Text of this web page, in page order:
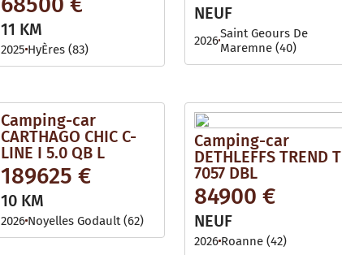
11 KM
2025 HyÈres (83)
NEUF
2026Saint Geours De
Maremne (40)
Camping-car
CARTHAGO CHIC C-
LINE I 5.0 QB L
189625 €
10 KM
2026 Noyelles Godault (62)
Camping-car
DETHLEFFS TREND T
7057 DBL
84900 €
NEUF
2026 Roanne (42)